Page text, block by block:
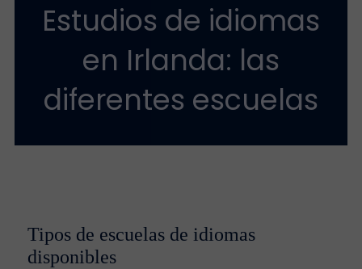
Estudios de idiomas
en Irlanda: las
diferentes escuelas
Tipos de escuelas de idiomas
disponibles